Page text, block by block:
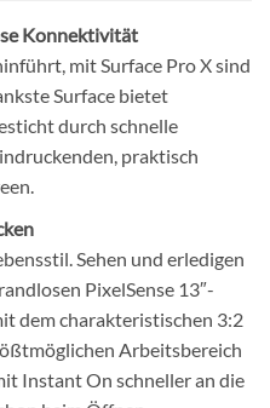
Konnektivität
mit Surface Pro X sind
Surface bietet
durch schnelle
praktisch
Sehen und erledigen
PixelSense 13″-
dem charakteristischen 3:2
Arbeitsbereich
Instant On schneller an die